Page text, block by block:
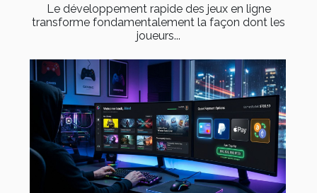
Le développement rapide des jeux en ligne
transforme fondamentalement la façon dont les
joueurs...